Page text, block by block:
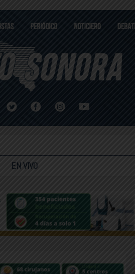
EN VIVO